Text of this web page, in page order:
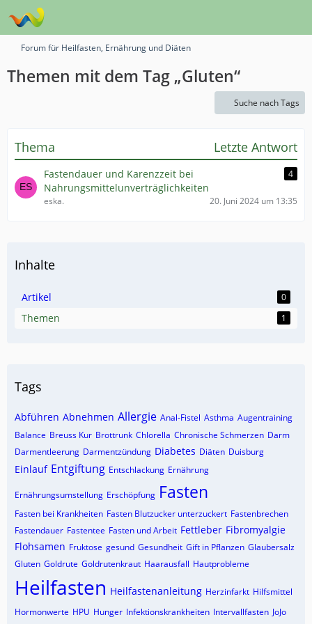
Forum für Heilfasten, Ernährung und Diäten
Themen mit dem Tag „Gluten“
Suche nach Tags
Thema Letzte Antwort
Fastendauer und Karenzzeit bei
Nahrungsmittelunverträglichkeiten
4
eska. 20. Juni 2024 um 13:35
Inhalte
Artikel 0
Themen 1
Tags
Abführen Abnehmen Allergie Anal-Fistel Asthma Augentraining
Balance Breuss Kur Brottrunk Chlorella Chronische Schmerzen Darm
Darmentleerung Darmentzündung Diabetes Diäten Duisburg
Einlauf Entgiftung Entschlackung Ernährung
Ernährungsumstellung Erschöpfung Fasten
Fasten bei Krankheiten Fasten Blutzucker unterzuckert Fastenbrechen
Fastendauer Fastentee Fasten und Arbeit Fettleber Fibromyalgie
Flohsamen Fruktose gesund Gesundheit Gift in Pflanzen Glaubersalz
Gluten Goldrute Goldrutenkraut Haarausfall Hautprobleme
Heilfasten Heilfastenanleitung Herzinfarkt Hilfsmittel
Hormonwerte HPU Hunger Infektionskrankheiten Intervallfasten JoJo